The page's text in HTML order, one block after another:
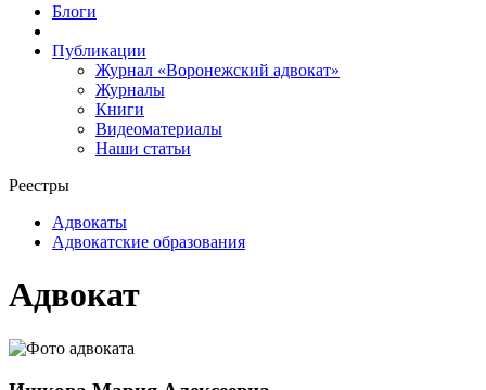
Блоги
Публикации
Журнал «Воронежский адвокат»
Журналы
Книги
Видеоматериалы
Наши статьи
Реестры
Адвокаты
Адвокатские образования
Адвокат